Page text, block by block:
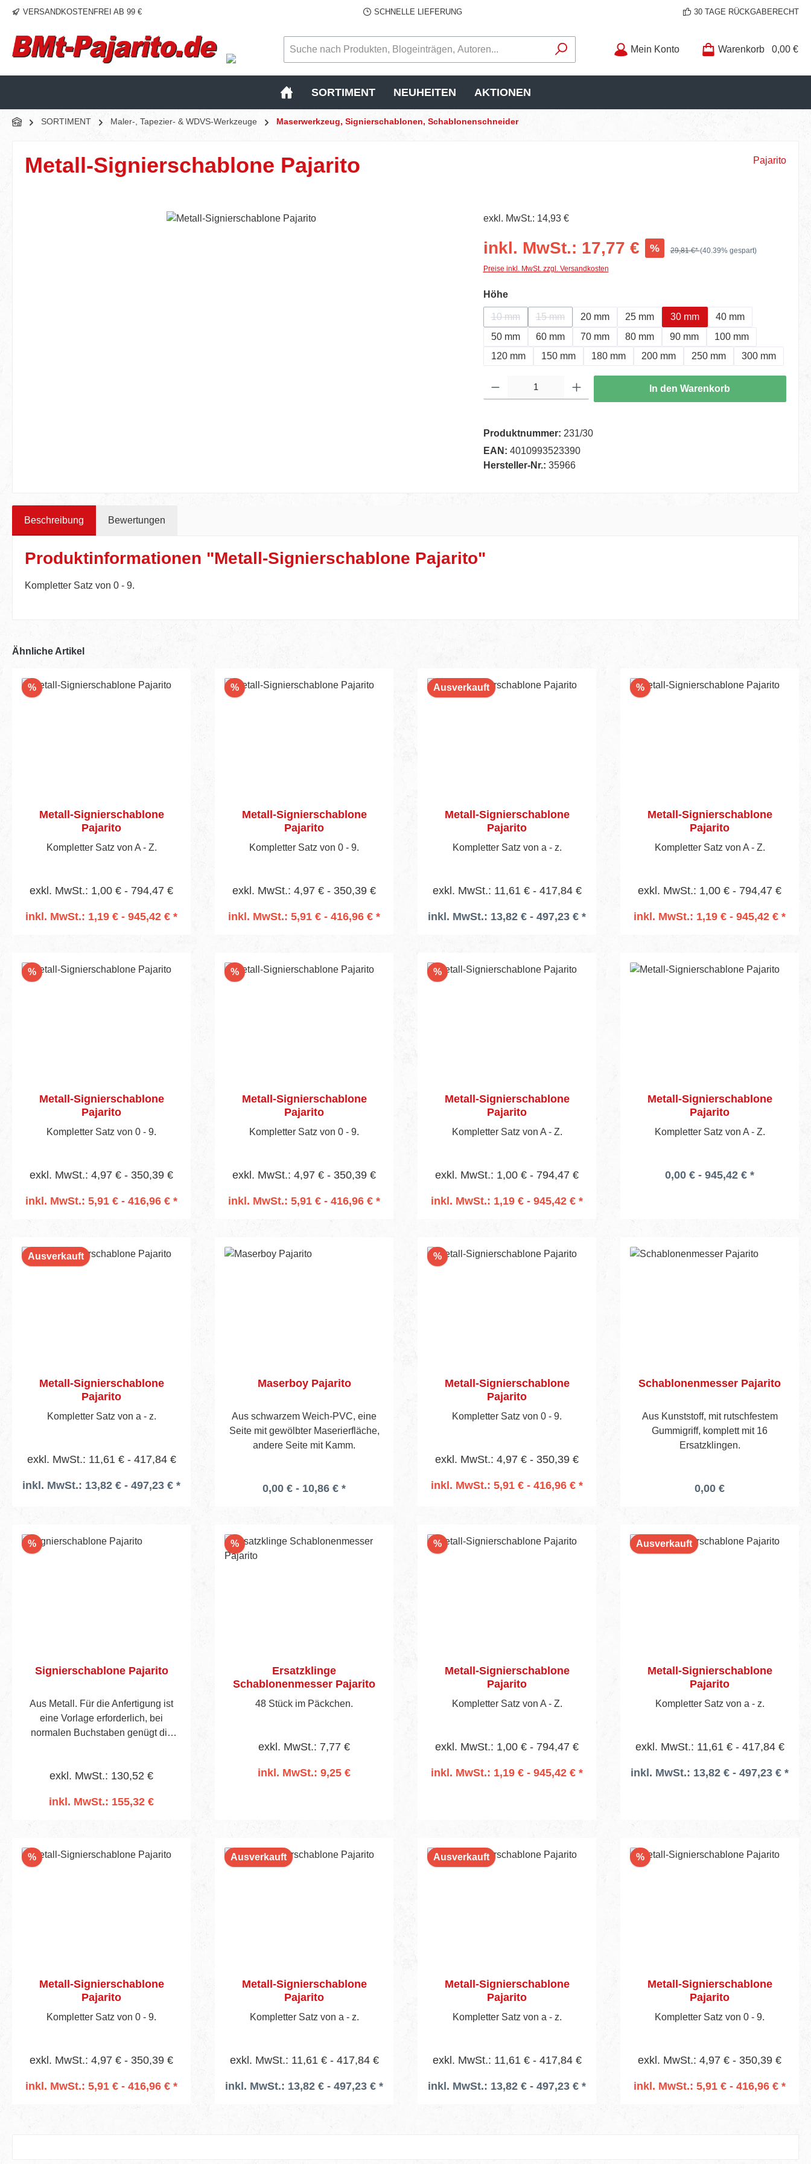
Hauptinhalt springen
Zur Suche springen
Zur Hauptnavigation springen
VERSANDKOSTENFREI AB 99 € SCHNELLE LIEFERUNG 30 TAGE RÜCKGABERECHT
Mein Konto Warenkorb 0,00 €
SORTIMENT NEUHEITEN AKTIONEN
SORTIMENT Maler-, Tapezier- & WDVS-Werkzeuge Maserwerkzeug, Signierschablonen, Schablonenschneider
Metall-Signierschablone Pajarito Pajarito
exkl. MwSt.: 14,93 €
inkl. MwSt.: 17,77 € % 29,81 €*(40.39% gespart)
Preise inkl. MwSt. zzgl. Versandkosten
Höheauswählen
10 mm
(Diese Option ist zurzeit nicht verfügbar.)
15 mm
(Diese Option ist zurzeit nicht verfügbar.)
20 mm 25 mm 30 mm
40 mm
50 mm
60 mm 70 mm 80 mm 90 mm
100 mm
120 mm
150 mm 180 mm 200 mm 250 mm 300 mm
In den Warenkorb
Produktnummer: 231/30
EAN: 4010993523390
Hersteller-Nr.: 35966
Beschreibung Bewertungen
Produktinformationen "Metall-Signierschablone Pajarito"
Kompletter Satz von 0 - 9.
Ähnliche Artikel
%Rabatt
Metall-Signierschablone
Pajarito
Kompletter Satz von A - Z.
exkl. MwSt.: 1,00 € - 794,47 €
inkl. MwSt.: 1,19 € - 945,42 € *
%Rabatt
Metall-Signierschablone
Pajarito
Kompletter Satz von 0 - 9.
exkl. MwSt.: 4,97 € - 350,39 €
inkl. MwSt.: 5,91 € - 416,96 € *
Ausverkauft
Metall-Signierschablone
Pajarito
Kompletter Satz von a - z.
exkl. MwSt.: 11,61 € - 417,84 €
inkl. MwSt.: 13,82 € - 497,23 € *
%Rabatt
Metall-Signierschablone
Pajarito
Kompletter Satz von A - Z.
exkl. MwSt.: 1,00 € - 794,47 €
inkl. MwSt.: 1,19 € - 945,42 € *
%Rabatt
Metall-Signierschablone
Pajarito
Kompletter Satz von 0 - 9.
exkl. MwSt.: 4,97 € - 350,39 €
inkl. MwSt.: 5,91 € - 416,96 € *
%Rabatt
Metall-Signierschablone
Pajarito
Kompletter Satz von 0 - 9.
exkl. MwSt.: 4,97 € - 350,39 €
inkl. MwSt.: 5,91 € - 416,96 € *
%Rabatt
Metall-Signierschablone
Pajarito
Kompletter Satz von A - Z.
exkl. MwSt.: 1,00 € - 794,47 €
inkl. MwSt.: 1,19 € - 945,42 € *
Metall-Signierschablone
Pajarito
Kompletter Satz von A - Z.
0,00 € - 945,42 € *
Ausverkauft
Metall-Signierschablone
Pajarito
Kompletter Satz von a - z.
exkl. MwSt.: 11,61 € - 417,84 €
inkl. MwSt.: 13,82 € - 497,23 € *
Maserboy Pajarito
Aus schwarzem Weich-PVC, eine
Seite mit gewölbter Maserierfläche,
andere Seite mit Kamm.
0,00 € - 10,86 € *
%Rabatt
Metall-Signierschablone
Pajarito
Kompletter Satz von 0 - 9.
exkl. MwSt.: 4,97 € - 350,39 €
inkl. MwSt.: 5,91 € - 416,96 € *
Schablonenmesser Pajarito
Aus Kunststoff, mit rutschfestem
Gummigriff, komplett mit 16
Ersatzklingen.
0,00 €
%Rabatt
Signierschablone Pajarito
Aus Metall. Für die Anfertigung ist
eine Vorlage erforderlich, bei
normalen Buchstaben genügt die
Anfrage.
exkl. MwSt.: 130,52 €
inkl. MwSt.: 155,32 €
%Rabatt
Ersatzklinge
Schablonenmesser Pajarito
48 Stück im Päckchen.
exkl. MwSt.: 7,77 €
inkl. MwSt.: 9,25 €
%Rabatt
Metall-Signierschablone
Pajarito
Kompletter Satz von A - Z.
exkl. MwSt.: 1,00 € - 794,47 €
inkl. MwSt.: 1,19 € - 945,42 € *
Ausverkauft
Metall-Signierschablone
Pajarito
Kompletter Satz von a - z.
exkl. MwSt.: 11,61 € - 417,84 €
inkl. MwSt.: 13,82 € - 497,23 € *
%Rabatt
Metall-Signierschablone
Pajarito
Kompletter Satz von 0 - 9.
exkl. MwSt.: 4,97 € - 350,39 €
inkl. MwSt.: 5,91 € - 416,96 € *
Ausverkauft
Metall-Signierschablone
Pajarito
Kompletter Satz von a - z.
exkl. MwSt.: 11,61 € - 417,84 €
inkl. MwSt.: 13,82 € - 497,23 € *
Ausverkauft
Metall-Signierschablone
Pajarito
Kompletter Satz von a - z.
exkl. MwSt.: 11,61 € - 417,84 €
inkl. MwSt.: 13,82 € - 497,23 € *
%Rabatt
Metall-Signierschablone
Pajarito
Kompletter Satz von 0 - 9.
exkl. MwSt.: 4,97 € - 350,39 €
inkl. MwSt.: 5,91 € - 416,96 € *